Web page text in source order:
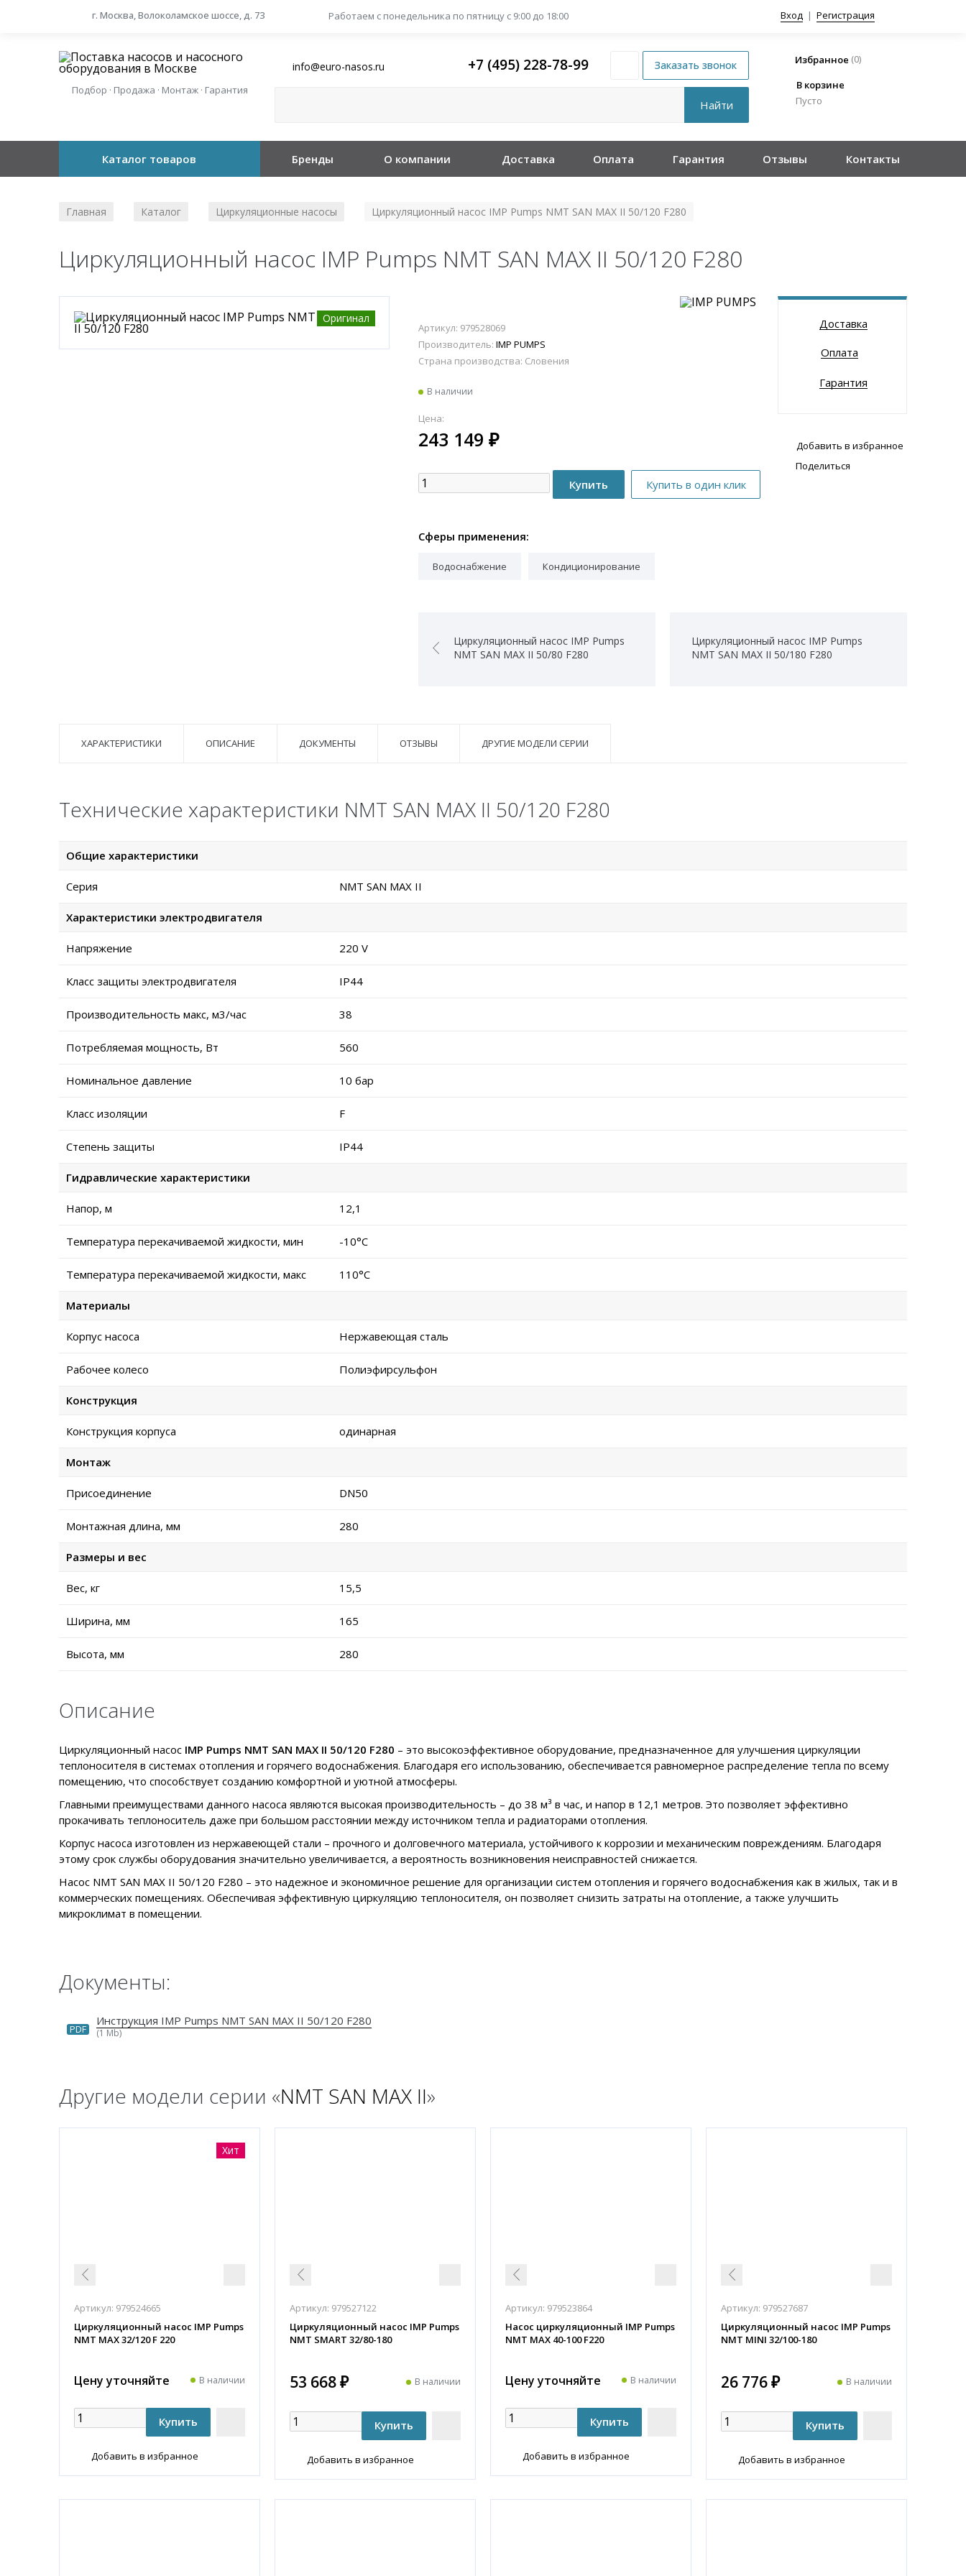
г. Москва, Волоколамское шоссе, д. 73 Работаем с понедельника по пятницу с 9:00 до 18:00 Вход | Регистрация
Подбор · Продажа · Монтаж · Гарантия
info@euro-nasos.ru +7 (495) 228-78-99 Избранное (0)
В корзине
Пусто
Каталог товаров Бренды О компании Доставка Оплата Гарантия Отзывы Контакты
Главная Каталог Циркуляционные насосы Циркуляционный насос IMP Pumps NMT SAN MAX II 50/120 F280
Циркуляционный насос IMP Pumps NMT SAN MAX II 50/120 F280
Оригинал
Артикул: 979528069
Производитель: IMP PUMPS
Страна производства: Словения
В наличии
Цена:
243 149 ₽
Доставка
Оплата
Гарантия
Добавить в избранное
Поделиться
Сферы применения:
Водоснабжение Кондиционирование
Циркуляционный насос IMP Pumps
NMT SAN MAX II 50/80 F280
Циркуляционный насос IMP Pumps
NMT SAN MAX II 50/180 F280
ХАРАКТЕРИСТИКИ ОПИСАНИЕ ДОКУМЕНТЫ ОТЗЫВЫ ДРУГИЕ МОДЕЛИ СЕРИИ
Технические характеристики NMT SAN MAX II 50/120 F280
Общие характеристики
Серия NMT SAN MAX II
Характеристики электродвигателя
Напряжение 220 V
Класс защиты электродвигателя IP44
Производительность макс, м3/час 38
Потребляемая мощность, Вт 560
Номинальное давление 10 бар
Класс изоляции F
Степень защиты IP44
Гидравлические характеристики
Напор, м 12,1
Температура перекачиваемой жидкости, мин -10°C
Температура перекачиваемой жидкости, макс 110°C
Материалы
Корпус насоса Нержавеющая сталь
Рабочее колесо Полиэфирсульфон
Конструкция
Конструкция корпуса одинарная
Монтаж
Присоединение DN50
Монтажная длина, мм 280
Размеры и вес
Вес, кг 15,5
Ширина, мм 165
Высота, мм 280
Описание
Циркуляционный насос IMP Pumps NMT SAN MAX II 50/120 F280 – это высокоэффективное оборудование, предназначенное для улучшения циркуляции
теплоносителя в системах отопления и горячего водоснабжения. Благодаря его использованию, обеспечивается равномерное распределение тепла по всему
помещению, что способствует созданию комфортной и уютной атмосферы.
Главными преимуществами данного насоса являются высокая производительность – до 38 м³ в час, и напор в 12,1 метров. Это позволяет эффективно
прокачивать теплоноситель даже при большом расстоянии между источником тепла и радиаторами отопления.
Корпус насоса изготовлен из нержавеющей стали – прочного и долговечного материала, устойчивого к коррозии и механическим повреждениям. Благодаря
этому срок службы оборудования значительно увеличивается, а вероятность возникновения неисправностей снижается.
Насос NMT SAN MAX II 50/120 F280 – это надежное и экономичное решение для организации систем отопления и горячего водоснабжения как в жилых, так и в
коммерческих помещениях. Обеспечивая эффективную циркуляцию теплоносителя, он позволяет снизить затраты на отопление, а также улучшить
микроклимат в помещении.
Документы:
PDF
Инструкция IMP Pumps NMT SAN MAX II 50/120 F280
(1 Mb)
Другие модели серии «NMT SAN MAX II»
Хит
Артикул: 979524665
Циркуляционный насос IMP Pumps
NMT MAX 32/120 F 220
Цену уточняйте В наличии
Добавить в избранное
Артикул: 979527122
Циркуляционный насос IMP Pumps
NMT SMART 32/80-180
53 668 ₽ В наличии
Добавить в избранное
Артикул: 979523864
Насос циркуляционный IMP Pumps
NMT MAX 40-100 F220
Цену уточняйте В наличии
Добавить в избранное
Артикул: 979527687
Циркуляционный насос IMP Pumps
NMT MINI 32/100-180
26 776 ₽ В наличии
Добавить в избранное